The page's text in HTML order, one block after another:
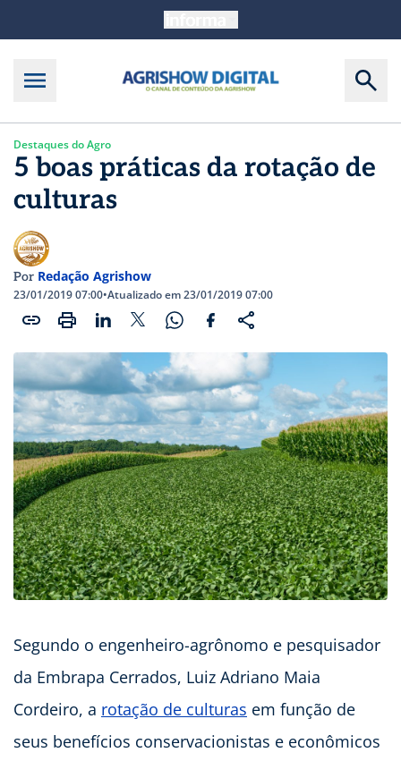
Destaques do Agro
5 boas práticas da rotação de
culturas
Por Redação Agrishow
23/01/2019 07:00•Atualizado em 23/01/2019 07:00
Segundo o engenheiro-agrônomo e pesquisador
da Embrapa Cerrados, Luiz Adriano Maia
Cordeiro, a rotação de culturas em função de
seus benefícios conservacionistas e econômicos